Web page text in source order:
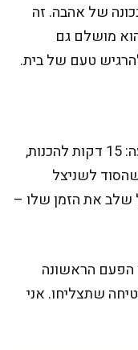
של אהבה. זה
מושלם גם
טעם של בית.
המתכון הזה לוקח בסך הכול כחצי שעה: 15 דקות להכנות,
שהסוד לשניצל
את הזמן שלו –
הפעם הראשונה
שתצליחו. אני